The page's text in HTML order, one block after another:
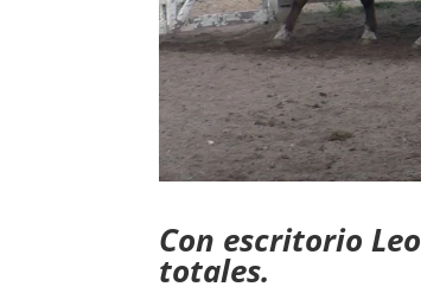
Con escritorio
totales.